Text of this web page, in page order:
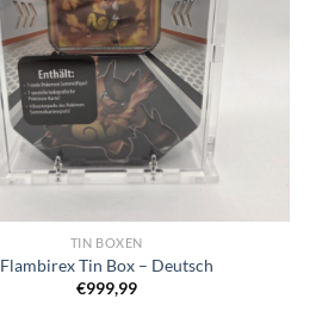
TIN BOXEN
Flambirex Tin Box – Deutsch
€999,99